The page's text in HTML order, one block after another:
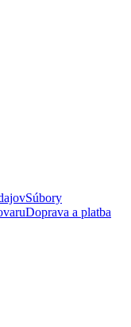
Súbory
Doprava a platba